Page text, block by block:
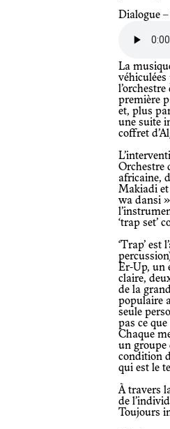
Dialogue
La musique du peuple, pensait Touré, allait insérer les traditions orales
première
et, plus
une suite
coffret
L’intervention clé est l’insertion du mot ‘jazz’ dans le nom du groupe (auparavant,
Orchestre
africaine,
Makiadi et
wa dansi
‘trap set’
‘Trap’ est l’abréviation de ‘contraption’, un dispositif étrange (d’instruments à
Er-Up, un
claire,
de la
populaire
seule
pas ce
Chaque
un groupe
condition
qui est le
À travers la figure de l’homme-orchestre la batterie représente le potentiel illimité
de
Toujours